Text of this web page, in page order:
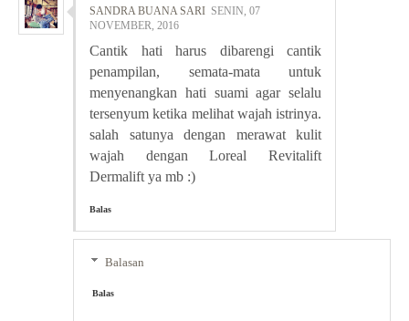
SANDRA BUANA SARI SENIN, 07
NOVEMBER, 2016
Cantik hati harus dibarengi cantik
penampilan, semata-mata untuk
menyenangkan hati suami agar selalu
tersenyum ketika melihat wajah istrinya.
salah satunya dengan merawat kulit
wajah dengan Loreal Revitalift
Dermalift ya mb :)
Balas
Balasan
Balas